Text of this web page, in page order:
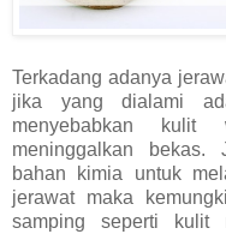
Terkadang adanya
jika yang dialami
menyebabkan
meninggalkan bekas.
bahan kimia untuk
jerawat maka
samping seperti kulit